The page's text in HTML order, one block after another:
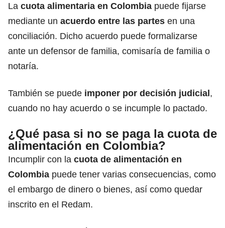
La cuota alimentaria en Colombia puede fijarse
mediante un acuerdo entre las partes en una
conciliación. Dicho acuerdo puede formalizarse
ante un defensor de familia, comisaría de familia o
notaría.
También se puede imponer por decisión judicial,
cuando no hay acuerdo o se incumple lo pactado.
¿Qué pasa si no se paga la cuota de
alimentación en Colombia?
Incumplir con la cuota de alimentación en
Colombia puede tener varias consecuencias, como
el embargo de dinero o bienes, así como quedar
inscrito en el Redam.